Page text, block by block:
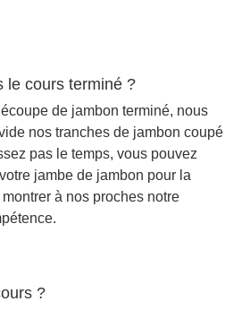
le cours terminé ?
de jambon terminé, nous
nos tranches de jambon coupé
pas le temps, vous pouvez
jambe de jambon pour la
à nos proches notre
?